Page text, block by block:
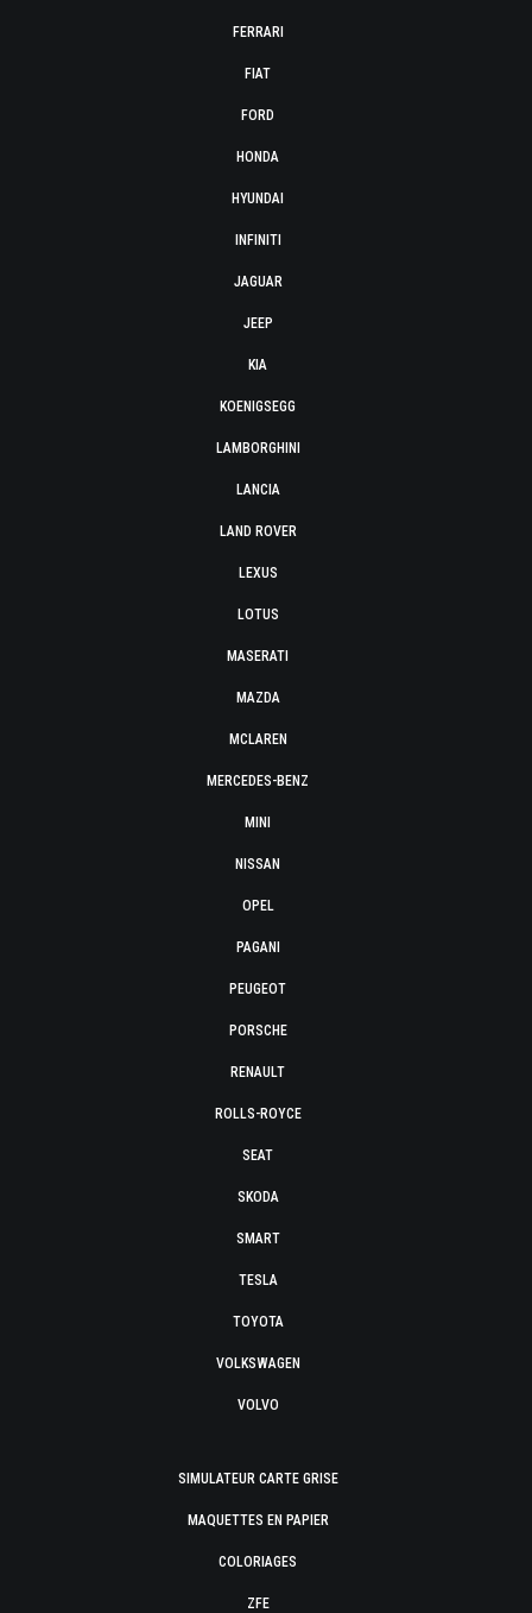
FERRARI
FIAT
FORD
HONDA
HYUNDAI
INFINITI
JAGUAR
JEEP
KIA
KOENIGSEGG
LAMBORGHINI
LANCIA
LAND ROVER
LEXUS
LOTUS
MASERATI
MAZDA
MCLAREN
MERCEDES-BENZ
MINI
NISSAN
OPEL
PAGANI
PEUGEOT
PORSCHE
RENAULT
ROLLS-ROYCE
SEAT
SKODA
SMART
TESLA
TOYOTA
VOLKSWAGEN
VOLVO
SIMULATEUR CARTE GRISE
MAQUETTES EN PAPIER
COLORIAGES
ZFE